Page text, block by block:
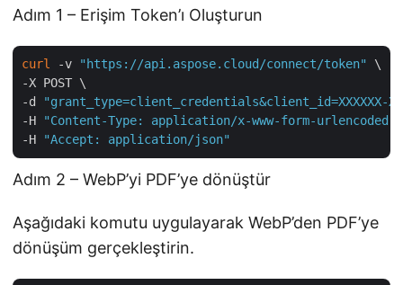
Adım 1 – Erişim Token’ı Oluşturun
curl -v "https://api.aspose.cloud/connect/token"
\
-X POST \
-d
"grant_type=client_credentials&client_id=XXXXXX-
-H
"Content-Type: application/x-www-form-urlencoded"
-H
"Accept: application/json"
Adım 2 – WebP’yi PDF’ye dönüştür
Aşağıdaki komutu uygulayarak WebP’den PDF’ye
dönüşüm gerçekleştirin.